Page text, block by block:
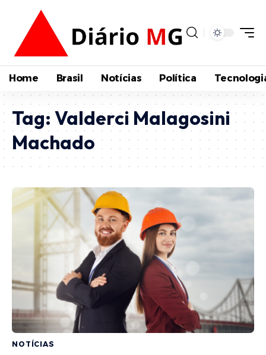
Home Brasil Notícias Política
Tag: Valderci Malagosini
Machado
NOTÍCIAS